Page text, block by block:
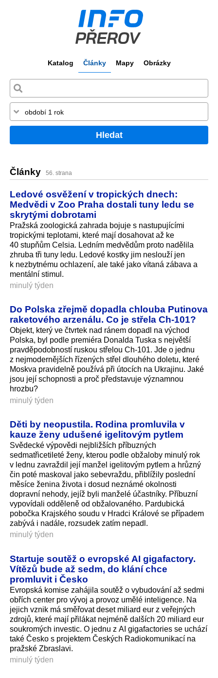
Katalog Články Mapy Obrázky
Hledat
Články 56. strana
Ledové osvěžení v tropických dnech:
Medvědi v Zoo Praha dostali tuny ledu se
skrytými dobrotami
Pražská zoologická zahrada bojuje s nastupujícími
tropickými teplotami, které mají dosahovat až ke
40 stupňům Celsia. Ledním medvědům proto nadělila
zhruba tři tuny ledu. Ledové kostky jim neslouží jen
k nezbytnému ochlazení, ale také jako vítaná zábava a
mentální stimul.
minulý týden
Do Polska zřejmě dopadla chlouba Putinova
raketového arzenálu. Co je střela Ch-101?
Objekt, který ve čtvrtek nad ránem dopadl na východ
Polska, byl podle premiéra Donalda Tuska s největší
pravděpodobností ruskou střelou Ch-101. Jde o jednu
z nejmodernějších řízených střel dlouhého doletu, které
Moskva pravidelně používá při útocích na Ukrajinu. Jaké
jsou její schopnosti a proč představuje významnou
hrozbu?
minulý týden
Děti by neopustila. Rodina promluvila v
kauze ženy udušené igelitovým pytlem
Svědecké výpovědi nejbližších příbuzných
sedmatřicetileté ženy, kterou podle obžaloby minulý rok
v lednu zavraždil její manžel igelitovým pytlem a hrůzný
čin poté maskoval jako sebevraždu, přiblížily poslední
měsíce ženina života i dosud neznámé okolnosti
dopravní nehody, jejíž byli manželé účastníky. Příbuzní
vypovídali odděleně od obžalovaného. Pardubická
pobočka Krajského soudu v Hradci Králové se případem
zabývá i nadále, rozsudek zatím nepadl.
minulý týden
Startuje soutěž o evropské AI gigafactory.
Vítězů bude až sedm, do klání chce
promluvit i Česko
Evropská komise zahájila soutěž o vybudování až sedmi
obřích center pro vývoj a provoz umělé inteligence. Na
jejich vznik má směřovat deset miliard eur z veřejných
zdrojů, které mají přilákat nejméně dalších 20 miliard eur
soukromých investic. O jednu z AI gigafactories se uchází
také Česko s projektem Českých Radiokomunikací na
pražské Zbraslavi.
minulý týden